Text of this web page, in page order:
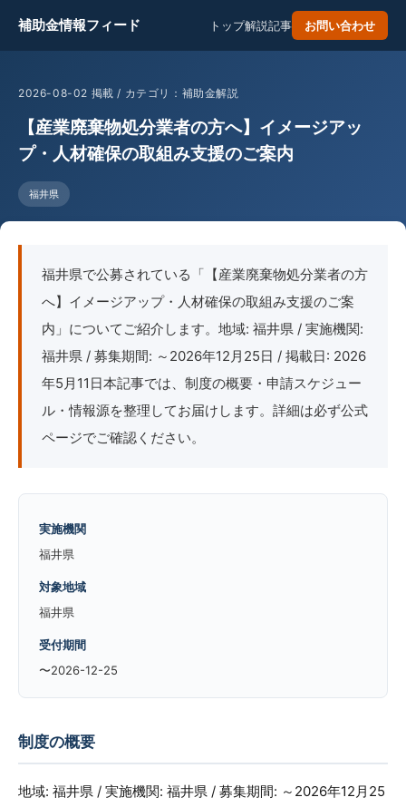
補助金情報フィード トップ解説記事 お問い合わせ
2026-08-02 掲載 / カテゴリ：補助金解説
【産業廃棄物処分業者の方へ】イメージアッ
プ・人材確保の取組み支援のご案内
福井県
福井県で公募されている「【産業廃棄物処分業者の方
へ】イメージアップ・人材確保の取組み支援のご案
内」についてご紹介します。地域: 福井県 / 実施機関:
福井県 / 募集期間: ～2026年12月25日 / 掲載日: 2026
年5月11日本記事では、制度の概要・申請スケジュー
ル・情報源を整理してお届けします。詳細は必ず公式
ページでご確認ください。
実施機関
福井県
対象地域
福井県
受付期間
〜2026-12-25
制度の概要
地域: 福井県 / 実施機関: 福井県 / 募集期間: ～2026年12月25